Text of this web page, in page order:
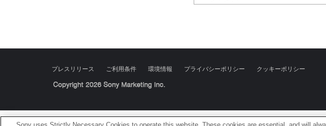
プレスリリース ご利用条件 環境情報 プライバシーポリシー クッキーポリシー
Sony Corporation, Sony Marketing Inc.